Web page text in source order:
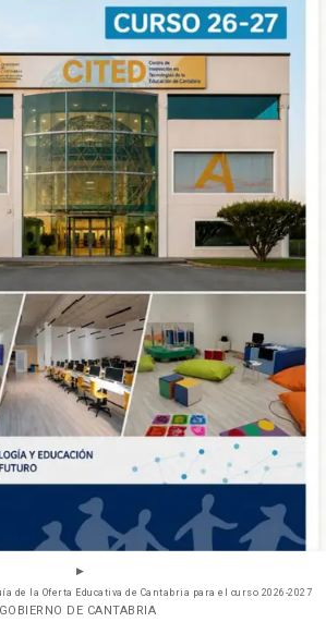
de la Oferta Educativa de Cantabria para el curso 2026-2027
DE CANTABRIA